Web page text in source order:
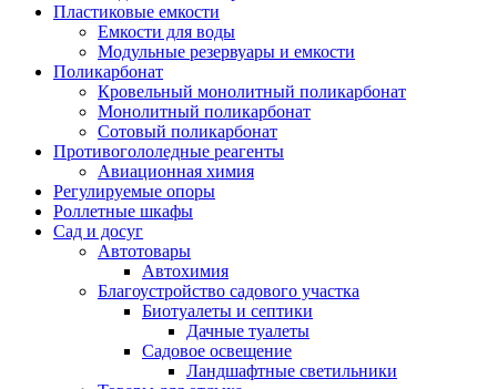
Пластиковые емкости
Емкости для воды
Модульные резервуары и емкости
Поликарбонат
Кровельный монолитный поликарбонат
Монолитный поликарбонат
Сотовый поликарбонат
Противогололедные реагенты
Авиационная химия
Регулируемые опоры
Роллетные шкафы
Сад и досуг
Автотовары
Автохимия
Благоустройство садового участка
Биотуалеты и септики
Дачные туалеты
Садовое освещение
Ландшафтные светильники